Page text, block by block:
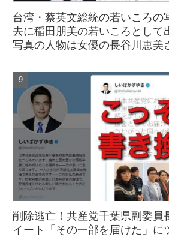
台湾・蔡英文総統の若いころ
去に稲田朋美の若いころとして
写真の人物は女優の長谷川恵美
削除逃亡！共産党千葉県副委員
イート「その一部を届けた」